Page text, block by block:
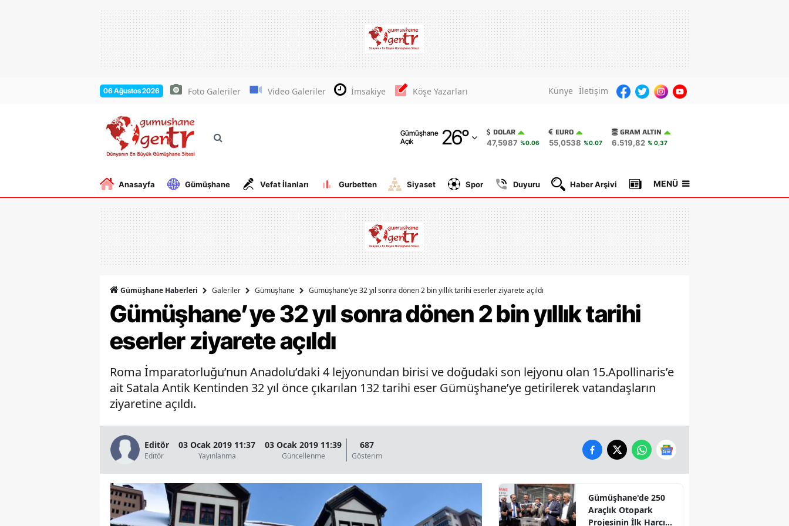
06 Ağustos 2026 Foto Galeriler Video Galeriler İmsakiye Köşe Yazarları Künye İletişim
Gümüşhane
Açık
26°
Adana
Adıyaman
Amasya
Antalya
Aydın
Balıkesir
Bitlis
Burdur
Bursa
Diyarbakır
DOLAR
47,5987 %0.06
EURO
55,0538 %0.07
GRAM ALTIN
6.519,82 % 0,37
Anasayfa Gümüşhane Vefat İlanları Gurbetten Siyaset Spor Duyuru Haber Arşivi Gazete Manşetleri
MENÜ
Gümüşhane Haberleri Galeriler Gümüşhane Gümüşhane’ye 32 yıl sonra dönen 2 bin yıllık tarihi eserler ziyarete açıldı
Gümüşhane’ye 32 yıl sonra dönen 2 bin yıllık tarihi
eserler ziyarete açıldı
Roma İmparatorluğu’nun Anadolu’daki 4 lejyonundan birisi ve doğudaki son lejyonu olan 15.Apollinaris’e
ait Satala Antik Kentinden 32 yıl önce çıkarılan 132 tarihi eser Gümüşhane’ye getirilerek vatandaşların
ziyaretine açıldı.
Editör
Editör
03 Ocak 2019 11:37
Yayınlanma
03 Ocak 2019 11:39
Güncellenme
687
Gösterim
Gümüşhane'de 250
Araçlık Otopark
Projesinin İlk Harcı